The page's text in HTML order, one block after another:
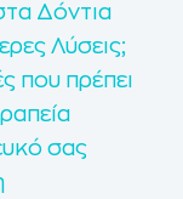
Δόντια
Λύσεις;
που πρέπει
σας